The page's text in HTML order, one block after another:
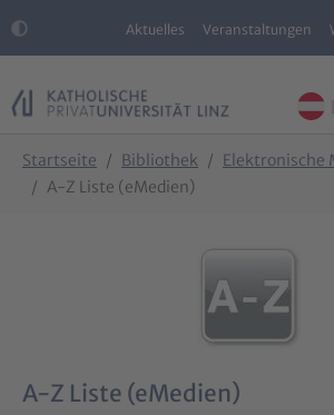
Aktuelles Veranstaltungen
Startseite Bibliothek
Elektronische
A-Z Liste (eMedien)
A-Z Liste (eMedien)